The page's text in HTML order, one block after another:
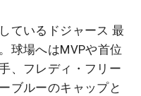
ているドジャース 最
球場へはMVPや首位
、フレディ・フリー
ブルーのキャップと